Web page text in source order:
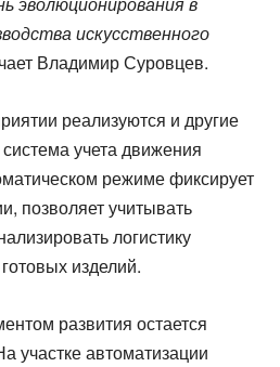
искусственного
Владимир Суровцев.
реализуются и другие
учета движения
режиме фиксирует
позволяет учитывать
логистику
изделий.
развития остается
участке автоматизации